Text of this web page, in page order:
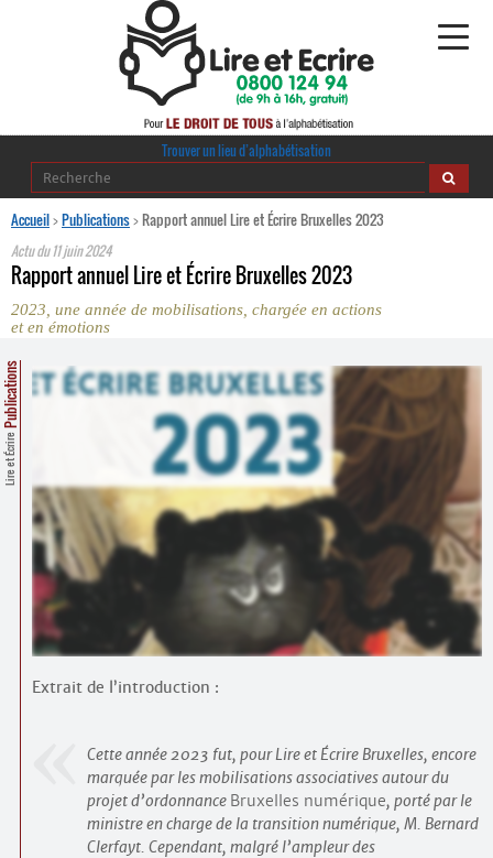
Alphabétisation
Regards croisés
Publications
journaldelalpha.be
Ressources pédagogiques
Comprendre et parler
Espace presse
Contacts
Trouver un lieu d’alphabétisation
Trouver un lieu d’alphabétisation
Accueil>Publications>Rapport annuel Lire et Écrire Bruxelles 2023
Actu du11 juin 2024
Rapport annuel Lire et Écrire Bruxelles 2023
2023, une année de mobilisations, chargée en actions
et en émotions
Lire et Écrire
Publications
Extrait de l’introduction :
Cette année 2023 fut, pour Lire et Écrire Bruxelles, encore
marquée par les mobilisations associatives autour du
projet d’ordonnance Bruxelles numérique, porté par le
ministre en charge de la transition numérique, M. Bernard
Clerfayt. Cependant, malgré l’ampleur des